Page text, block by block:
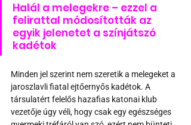
Halál a melegekre – ezzel a
felirattal módosították az
egyik jelenetet a színjátszó
kadétok
Minden jel szerint nem szeretik a melegeket a
jaroszlavli fiatal ejtőernyős kadétok. A
társulatért felelős hazafias katonai klub
vezetője úgy véli, hogy csak egy egészséges